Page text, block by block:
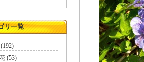
リ一覧
(53)